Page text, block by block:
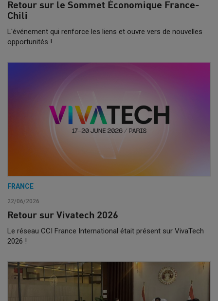
Retour sur le Sommet Économique France-
Chili
L'événement qui renforce les liens et ouvre vers de nouvelles
opportunités !
FRANCE
22/06/2026
Retour sur Vivatech 2026
Le réseau CCI France International était présent sur VivaTech
2026 !